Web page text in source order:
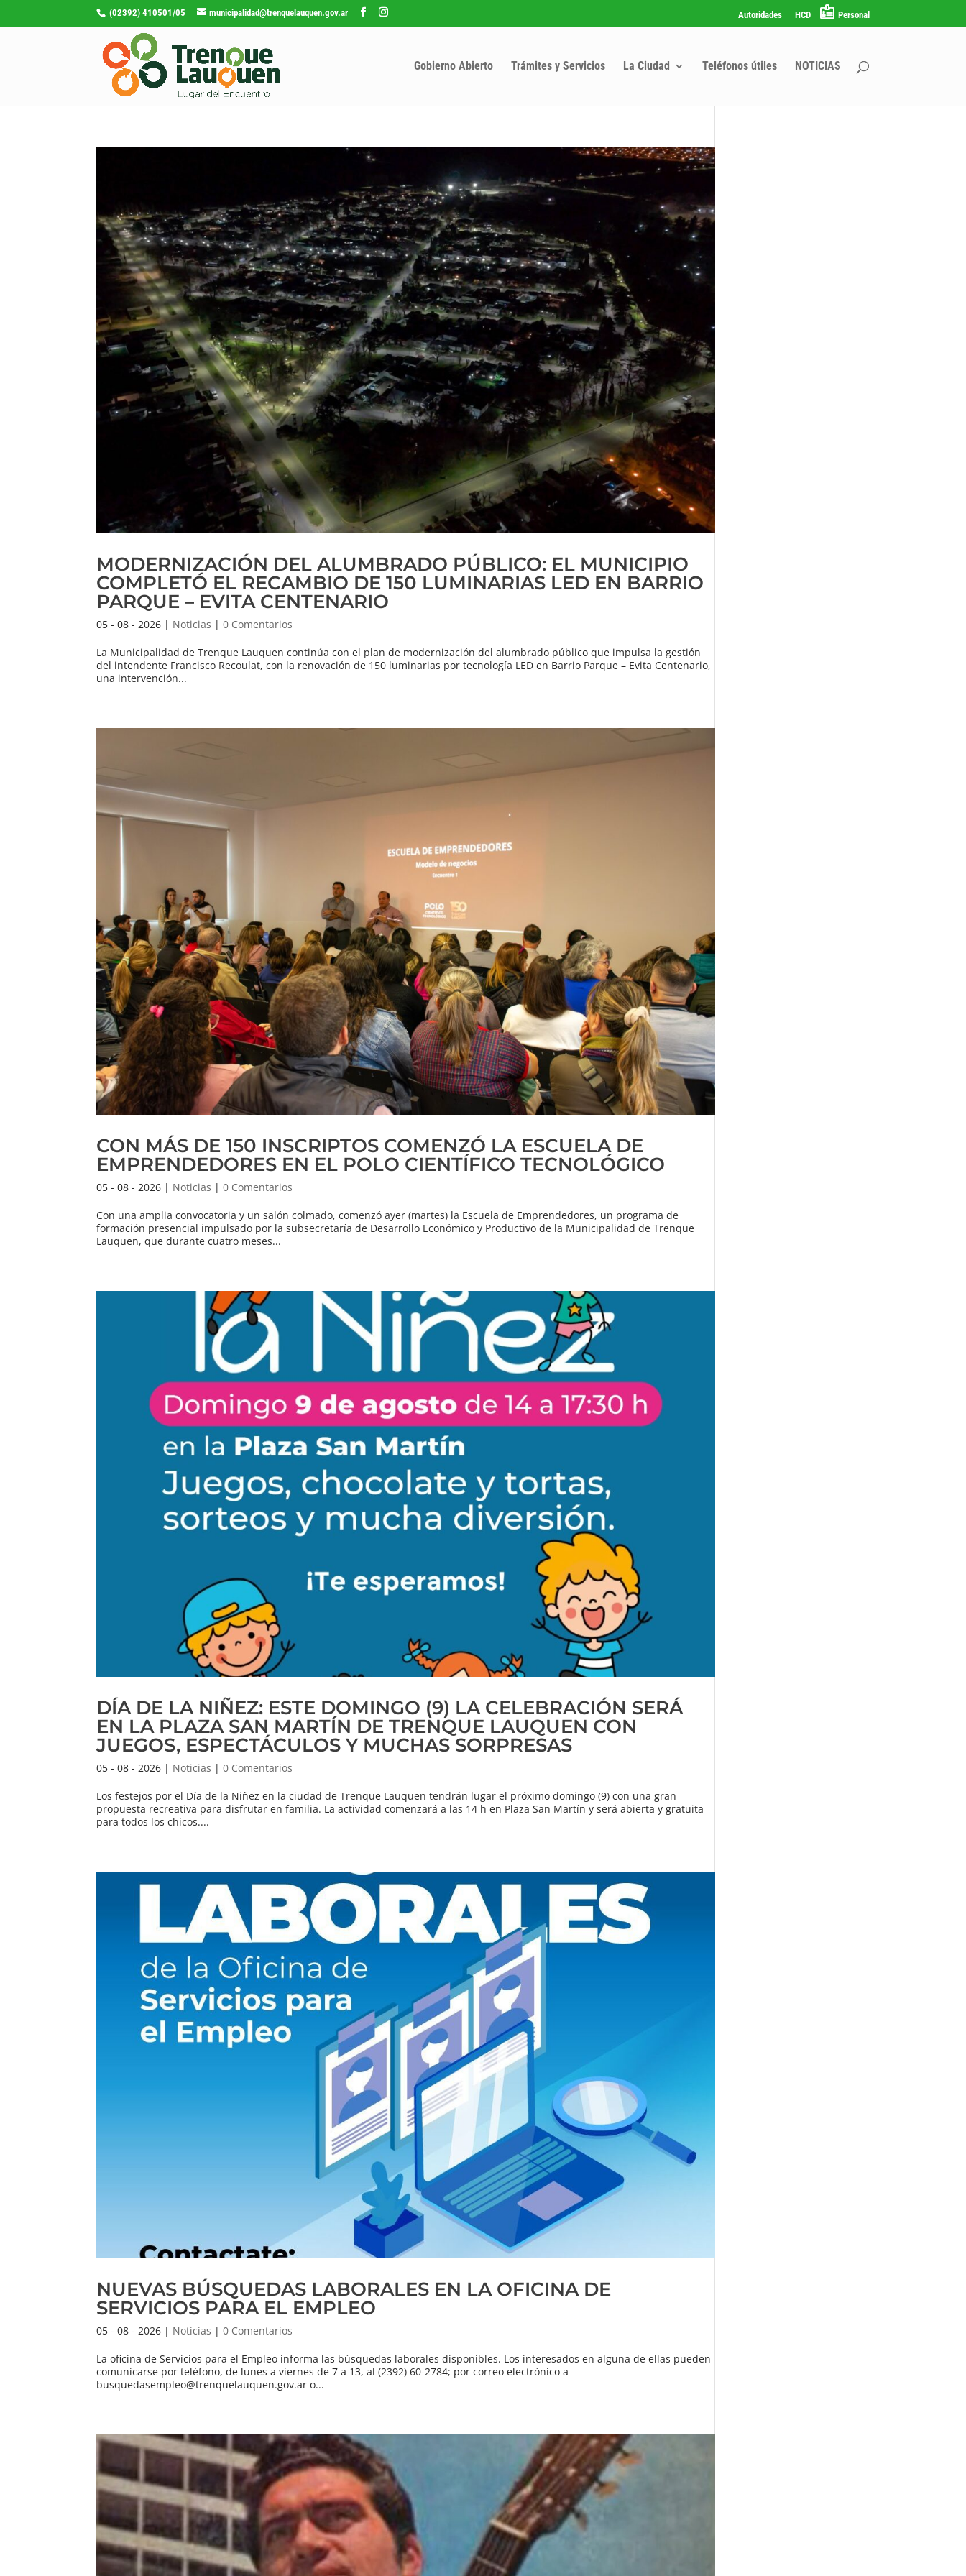
(02392) 410501/05 municipalidad@trenquelauquen.gov.ar Autoridades HCD Personal
Gobierno Abierto Trámites y Servicios La Ciudad Teléfonos útiles NOTICIAS
MODERNIZACIÓN DEL ALUMBRADO PÚBLICO: EL MUNICIPIO
COMPLETÓ EL RECAMBIO DE 150 LUMINARIAS LED EN BARRIO
PARQUE – EVITA CENTENARIO
05 - 08 - 2026 | Noticias |0 Comentarios
La Municipalidad de Trenque Lauquen continúa con el plan de modernización del alumbrado público que impulsa la gestión
del intendente Francisco Recoulat, con la renovación de 150 luminarias por tecnología LED en Barrio Parque – Evita Centenario,
una intervención...
CON MÁS DE 150 INSCRIPTOS COMENZÓ LA ESCUELA DE
EMPRENDEDORES EN EL POLO CIENTÍFICO TECNOLÓGICO
05 - 08 - 2026 | Noticias |0 Comentarios
Con una amplia convocatoria y un salón colmado, comenzó ayer (martes) la Escuela de Emprendedores, un programa de
formación presencial impulsado por la subsecretaría de Desarrollo Económico y Productivo de la Municipalidad de Trenque
Lauquen, que durante cuatro meses...
DÍA DE LA NIÑEZ: ESTE DOMINGO (9) LA CELEBRACIÓN SERÁ
EN LA PLAZA SAN MARTÍN DE TRENQUE LAUQUEN CON
JUEGOS, ESPECTÁCULOS Y MUCHAS SORPRESAS
05 - 08 - 2026 | Noticias |0 Comentarios
Los festejos por el Día de la Niñez en la ciudad de Trenque Lauquen tendrán lugar el próximo domingo (9) con una gran
propuesta recreativa para disfrutar en familia. La actividad comenzará a las 14 h en Plaza San Martín y será abierta y gratuita
para todos los chicos....
NUEVAS BÚSQUEDAS LABORALES EN LA OFICINA DE
SERVICIOS PARA EL EMPLEO
05 - 08 - 2026 | Noticias |0 Comentarios
La oficina de Servicios para el Empleo informa las búsquedas laborales disponibles. Los interesados en alguna de ellas pueden
comunicarse por teléfono, de lunes a viernes de 7 a 13, al (2392) 60-2784; por correo electrónico a
busquedasempleo@trenquelauquen.gov.ar o...